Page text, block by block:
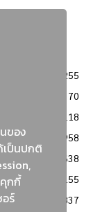
ของ
เป็นปกติ
กกี้
ร์
3255
2370
2118
1958
1638
1155
837